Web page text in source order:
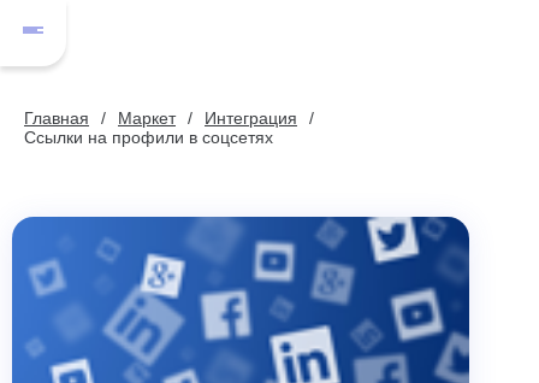
Главная Маркет
Интеграция
Ссылки на профили в соцсетях